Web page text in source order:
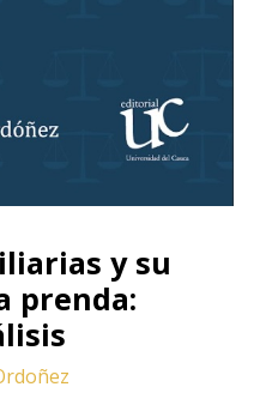
y su
prenda: